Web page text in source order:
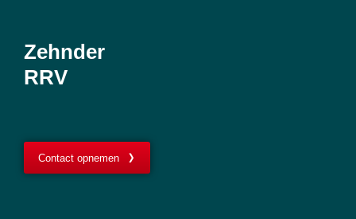
Zehnder
RRV
Contact opnemen